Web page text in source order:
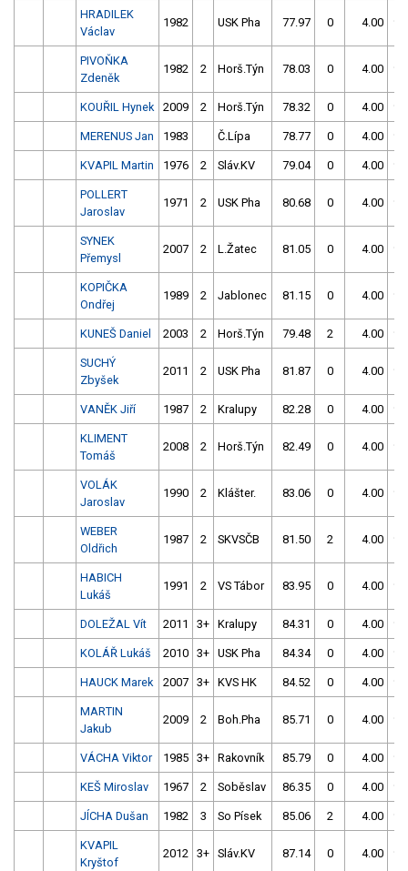
HRADILEK
Václav
1982 USK Pha 77.97 0 4.00
PIVOŇKA
Zdeněk
1982 2 Horš.Týn 78.03 0 4.00
KOUŘIL Hynek 2009 2 Horš.Týn 78.32 0 4.00
MERENUS Jan 1983 Č.Lípa 78.77 0 4.00
KVAPIL Martin 1976 2 Sláv.KV 79.04 0 4.00
POLLERT
Jaroslav
1971 2 USK Pha 80.68 0 4.00
SYNEK
Přemysl
2007 2 L.Žatec 81.05 0 4.00
KOPIČKA
Ondřej
1989 2 Jablonec 81.15 0 4.00
KUNEŠ Daniel 2003 2 Horš.Týn 79.48 2 4.00
SUCHÝ
Zbyšek
2011 2 USK Pha 81.87 0 4.00
VANĚK Jiří 1987 2 Kralupy 82.28 0 4.00
KLIMENT
Tomáš
2008 2 Horš.Týn 82.49 0 4.00
VOLÁK
Jaroslav
1990 2 Klášter. 83.06 0 4.00
WEBER
Oldřich
1987 2 SKVSČB 81.50 2 4.00
HABICH
Lukáš
1991 2 VS Tábor 83.95 0 4.00
DOLEŽAL Vít 2011 3+ Kralupy 84.31 0 4.00
KOLÁŘ Lukáš 2010 3+ USK Pha 84.34 0 4.00
HAUCK Marek 2007 3+ KVS HK 84.52 0 4.00
MARTIN
Jakub
2009 2 Boh.Pha 85.71 0 4.00
VÁCHA Viktor 1985 3+ Rakovník 85.79 0 4.00
KEŠ Miroslav 1967 2 Soběslav 86.35 0 4.00
JÍCHA Dušan 1982 3 So Písek 85.06 2 4.00
KVAPIL
Kryštof
2012 3+ Sláv.KV 87.14 0 4.00